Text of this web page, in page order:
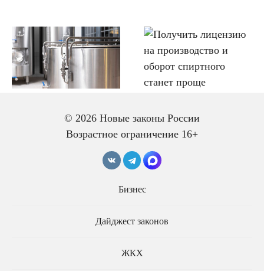
Государство усилит
контроль за
производством и
оборотом этилового
Получить лицензию на
производство и
станет проще
© 2026 Новые законы России
Возрастное ограничение 16+
Бизнес
Дайджест законов
ЖКХ